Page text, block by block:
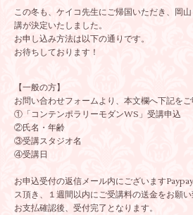
この冬も、ケイコ先生にご帰国いただき、岡
講が決定いたしました。
お申し込み方法は以下の通りです。
お待ちしております！
【一般の方】
お問い合わせフォームより、本文欄へ下記を
①「コンテンポラリーモダンWS」受講申込
②氏名・年齢
③受講スタジオ名
④受講日
お申込受付の返信メール内にございます
ス頂き、１週間以内にご受講料の送金をお願い
お支払確認後、受付完了となります。